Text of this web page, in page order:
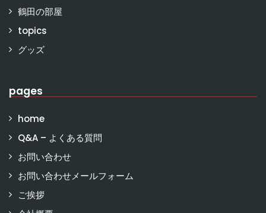
鶴田の部屋
topics
グッズ
pages
home
Q&A – よくある質問
お問い合わせ
お問い合わせメールフォーム
ご挨拶